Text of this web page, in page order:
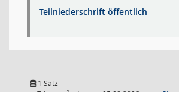
Teilniederschrift öffentlich
1 Satz